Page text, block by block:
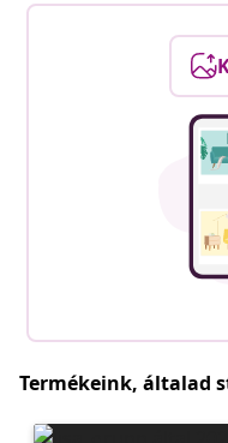
Termékeink, általad